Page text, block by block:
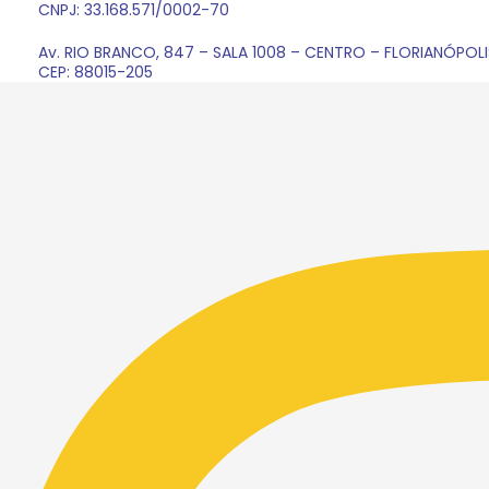
CNPJ: 33.168.571/0002-70
Av. RIO BRANCO, 847 – SALA 1008 – CENTRO –
CEP: 88015-205